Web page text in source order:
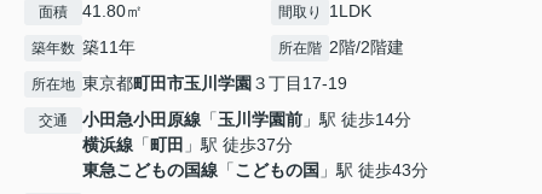
面積 41.80㎡ 間取り 1LDK
築年数 築11年 所在階 2階/2階建
所在地 東京都町田市玉川学園 ３丁目17-19
交通 小田急小田原線 「玉川学園前 」駅 徒歩14分
横浜線 「町田 」駅 徒歩37分
東急こどもの国線 「こどもの国 」駅 徒歩43分